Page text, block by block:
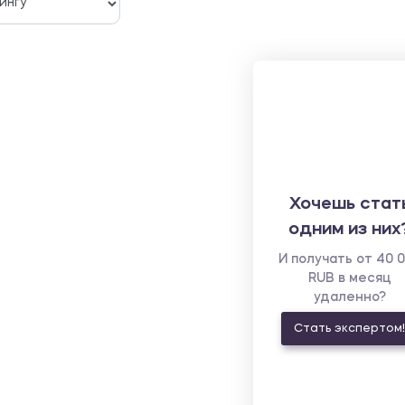
Хочешь
одним из
И получать от 40
RUB в месяц
удаленно?
Стать экспертом!